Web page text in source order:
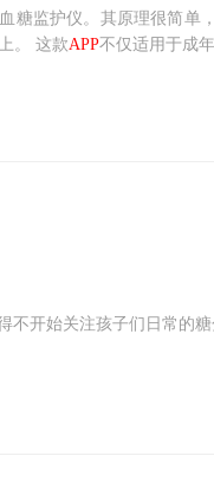
糖监护仪。其原理很简单
上。 这款APP不仅适用于成
不开始关注孩子们日常的糖